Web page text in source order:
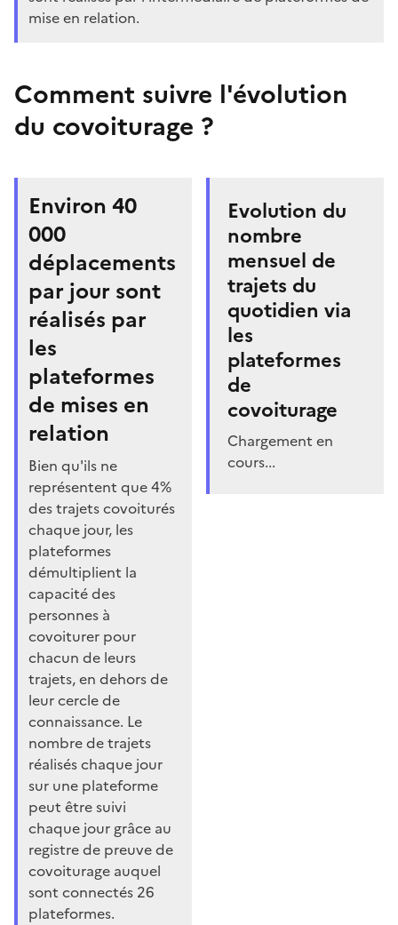
mise en relation.
Comment suivre l'évolution
du covoiturage ?
Environ 40
000
déplacements
par jour sont
réalisés par
les
plateformes
de mises en
relation
Bien qu'ils ne
représentent que 4%
des trajets covoiturés
chaque jour, les
plateformes
démultiplient la
capacité des
personnes à
covoiturer pour
chacun de leurs
trajets, en dehors de
leur cercle de
connaissance. Le
nombre de trajets
réalisés chaque jour
sur une plateforme
peut être suivi
chaque jour grâce au
registre de preuve de
covoiturage auquel
sont connectés 26
plateformes.
Evolution du
nombre
mensuel de
trajets du
quotidien via
les
plateformes
de
covoiturage
Chargement en
cours...